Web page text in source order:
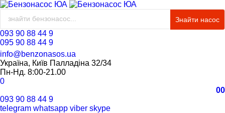
Знайти насос
093 90 88 44 9
095 90 88 44 9
info@benzonasos.ua
Україна, Київ Палладіна 32/34
Пн-Нд. 8:00-21.00
0
00
093 90 88 44 9
telegram whatsapp viber skype